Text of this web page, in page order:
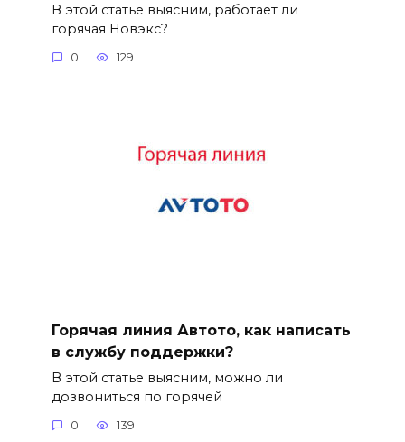
В этой статье выясним, работает ли
горячая Новэкс?
0 129
Горячая линия Автото, как написать
в службу поддержки?
В этой статье выясним, можно ли
дозвониться по горячей
0 139